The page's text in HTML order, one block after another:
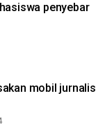
penyebar
mobil jurnalis